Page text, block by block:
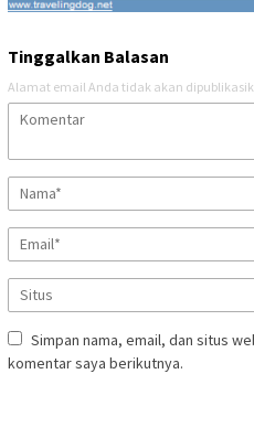
Tinggalkan Balasan
Alamat email Anda tidak akan
Simpan nama, email, dan situs
komentar saya berikutnya.